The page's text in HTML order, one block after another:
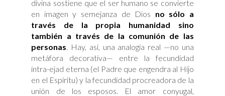
divina sostiene que el ser humano se convierte
en imagen y semejanza de Dios no sólo a
través de la propia humanidad sino
también a través de la comunión de las
personas . Hay, así, una analogía real —no una
metáfora decorativa— entre la fecundidad
intra-ejad eterna (el Padre que engendra al Hijo
en el Espíritu) y la fecundidad procreadora de la
unión de los esposos. El amor conyugal,